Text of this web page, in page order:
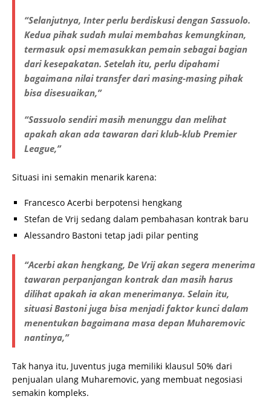
“Selanjutnya, Inter perlu berdiskusi dengan Sassuolo.
Kedua pihak sudah mulai membahas kemungkinan,
termasuk opsi memasukkan pemain sebagai bagian
dari kesepakatan. Setelah itu, perlu dipahami
bagaimana nilai transfer dari masing-masing pihak
bisa disesuaikan,”
“Sassuolo sendiri masih menunggu dan melihat
apakah akan ada tawaran dari klub-klub Premier
League,”
Situasi ini semakin menarik karena:
Francesco Acerbi berpotensi hengkang
Stefan de Vrij sedang dalam pembahasan kontrak baru
Alessandro Bastoni tetap jadi pilar penting
“Acerbi akan hengkang, De Vrij akan segera menerima
tawaran perpanjangan kontrak dan masih harus
dilihat apakah ia akan menerimanya. Selain itu,
situasi Bastoni juga bisa menjadi faktor kunci dalam
menentukan bagaimana masa depan Muharemovic
nantinya,”
Tak hanya itu, Juventus juga memiliki klausul 50% dari
penjualan ulang Muharemovic, yang membuat negosiasi
semakin kompleks.